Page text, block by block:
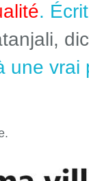
.
une vrai